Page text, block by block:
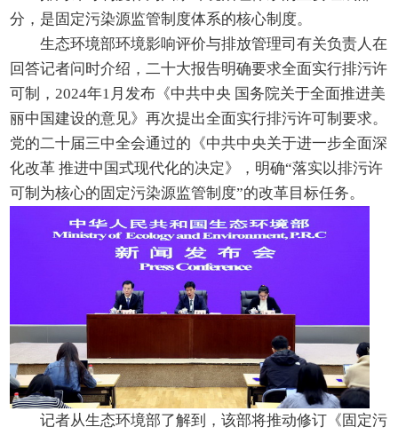
分，是固定污染源监管制度体系的核心制度。
生态环境部环境影响评价与排放管理司有关负责人在
回答记者问时介绍，二十大报告明确要求全面实行排污许
可制，2024年1月发布《中共中央 国务院关于全面推进美
丽中国建设的意见》再次提出全面实行排污许可制要求。
党的二十届三中全会通过的《中共中央关于进一步全面深
化改革 推进中国式现代化的决定》，明确“落实以排污许
可制为核心的固定污染源监管制度”的改革目标任务。
记者从生态环境部了解到，该部将推动修订《固定污